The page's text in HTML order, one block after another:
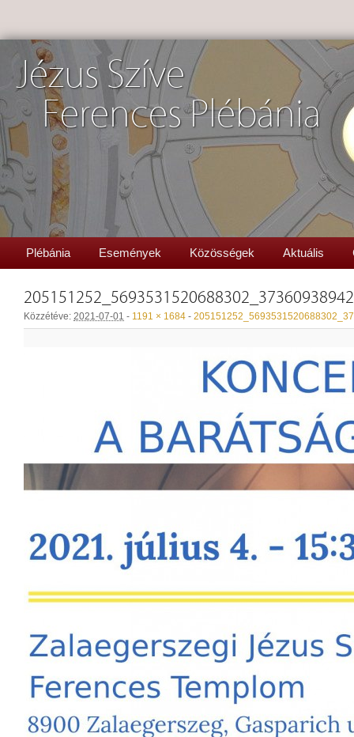
Jézus Szíve
Ferences Plébánia
Plébánia Események Közösségek Aktuális
Közzétéve: 2021-07-01 - 1191 × 1684 -